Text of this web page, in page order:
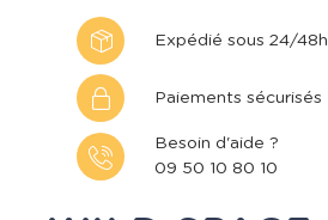
Expédié sous 24/48h
Paiements sécurisés
Besoin d'aide ?
09 50 10 80 10